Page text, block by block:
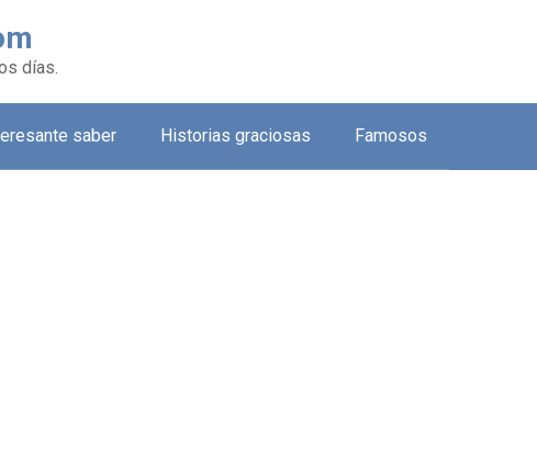
días.
saber Historias graciosas Famosos